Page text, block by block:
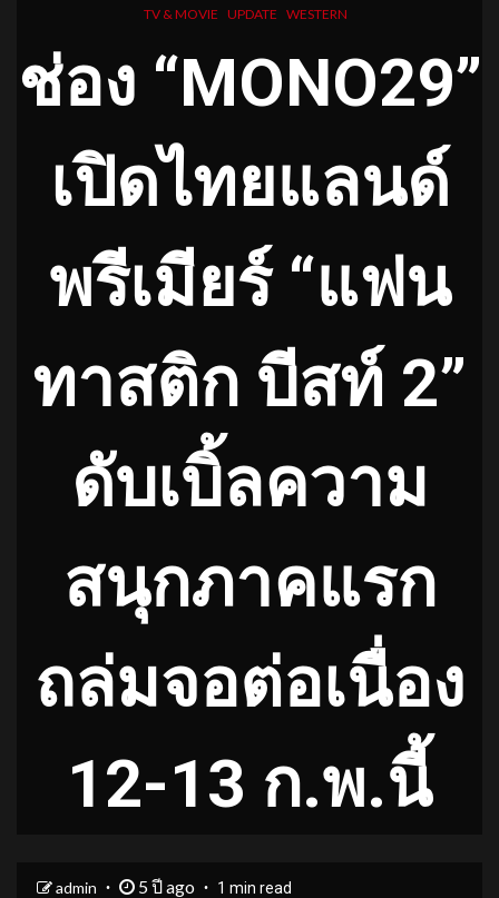
TV & MOVIE UPDATE WESTERN
ช่อง “MONO29”
เปิดไทยแลนด์
พรีเมียร์ “แฟน
ทาสติก บีสท์ 2”
ดับเบิ้ลความ
สนุกภาคแรก
ถล่มจอต่อเนื่อง
12-13 ก.พ.นี้
admin 5 ปี ago 1 min read